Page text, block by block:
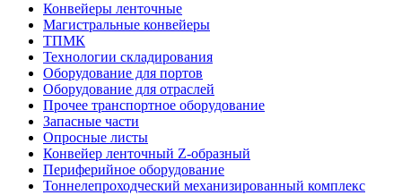
Конвейеры ленточные
Магистральные конвейеры
ТПМК
Технологии складирования
Оборудование для портов
Оборудование для отраслей
Прочее транспортное оборудование
Запасные части
Опросные листы
Конвейер ленточный Z-образный
Периферийное оборудование
Тоннелепроходческий механизированный комплекс